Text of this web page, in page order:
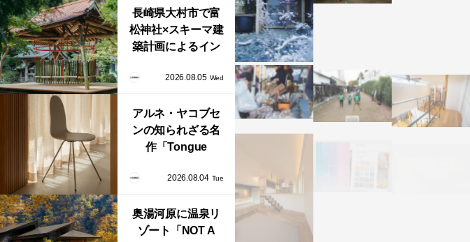
い」
長崎県大村市で富
松神社×スキーマ建
築計画によるイン
「循環する竹風
2026.08.05 Wed
アルネ・ヤコブセ
ンの知られざる名
作「Tongue
FRITZ HANSENか
本で発売開始！
2026.08.04 Tue
奥湯河原に温泉リ
ゾート「NOT A